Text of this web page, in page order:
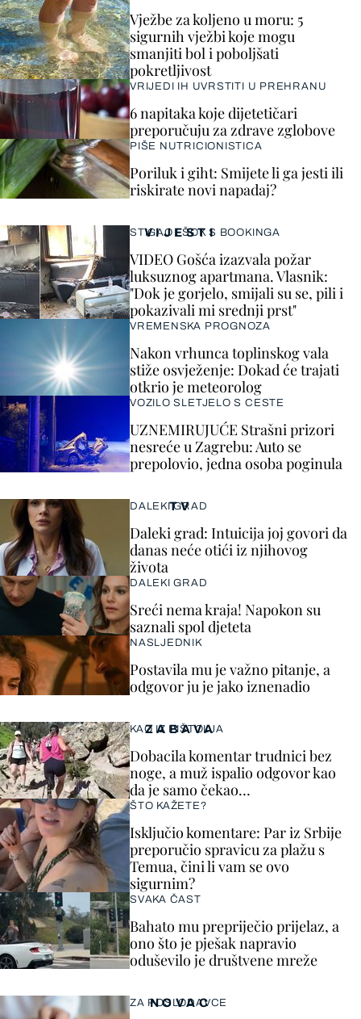
VIJESTI
STIGAO I ŠOK S BOOKINGA
VIDEO Gošća izazvala požar
luksuznog apartmana. Vlasnik:
"Dok je gorjelo, smijali su se, pili i
pokazivali mi srednji prst"
VREMENSKA PROGNOZA
Nakon vrhunca toplinskog vala
stiže osvježenje: Dokad će trajati
otkrio je meteorolog
VOZILO SLETJELO S CESTE
UZNEMIRUJUĆE Strašni prizori
nesreće u Zagrebu: Auto se
prepolovio, jedna osoba poginula
Vježbe za koljeno u moru: 5
sigurnih vježbi koje mogu
smanjiti bol i poboljšati
pokretljivost
VRIJEDI IH UVRSTITI U PREHRANU
6 napitaka koje dijetetičari
preporučuju za zdrave zglobove
PIŠE NUTRICIONISTICA
Poriluk i giht: Smijete li ga jesti ili
riskirate novi napadaj?
ZABAVA
KAO IZ PIŠTOLJA
Dobacila komentar trudnici bez
noge, a muž ispalio odgovor kao
da je samo čekao…
ŠTO KAŽETE?
Isključio komentare: Par iz Srbije
preporučio spravicu za plažu s
Temua, čini li vam se ovo
sigurnim?
SVAKA ČAST
Bahato mu prepriječio prijelaz, a
ono što je pješak napravio
oduševilo je društvene mreže
TV
DALEKI GRAD
Daleki grad: Intuicija joj govori da
danas neće otići iz njihovog
života
DALEKI GRAD
Sreći nema kraja! Napokon su
saznali spol djeteta
NASLJEDNIK
Postavila mu je važno pitanje, a
odgovor ju je jako iznenadio
NOVAC
ZA POSLODAVCE